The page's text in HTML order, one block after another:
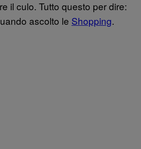
il culo. Tutto questo per dire:
ascolto le Shopping.